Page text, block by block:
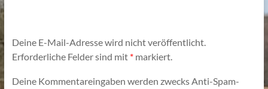
Deine E-Mail-Adresse wird nicht veröffentlicht.
Erforderliche Felder sind mit *markiert.
Deine Kommentareingaben werden zwecks Anti-Spam-